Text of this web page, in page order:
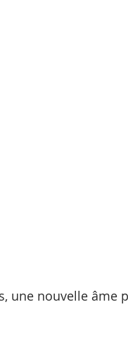
une nouvelle âme